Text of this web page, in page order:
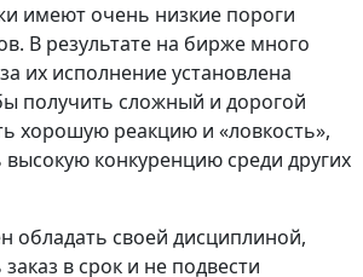
имеют очень низкие пороги
В результате на бирже много
их исполнение установлена
получить сложный и дорогой
хорошую реакцию и «ловкость»,
конкуренцию среди других
обладать своей дисциплиной,
в срок и не подвести